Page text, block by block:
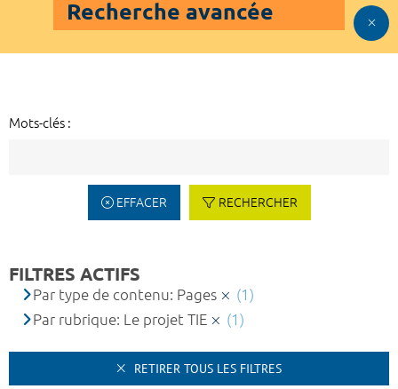
Recherche avancée
Mots-clés :
EFFACER RECHERCHER
FILTRES ACTIFS
Par type de contenu: Pages
(1)
Par rubrique: Le projet TIE
(1)
RETIRER TOUS LES FILTRES